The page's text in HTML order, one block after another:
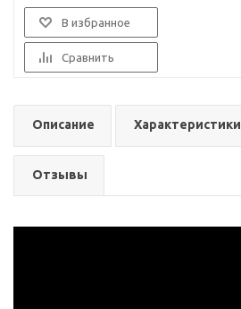
В избранное
Сравнить
Описание Характеристики
Отзывы